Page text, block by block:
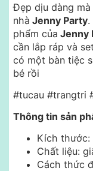
Đẹp dịu dàng
nhà Jenny Party.
phẩm của Jenny
cần lắp ráp và
có một bàn tiệc
bé rồi
#tucau #trangtri
Thông tin sản
Kích thước:
Chất liệu:
Cách thức